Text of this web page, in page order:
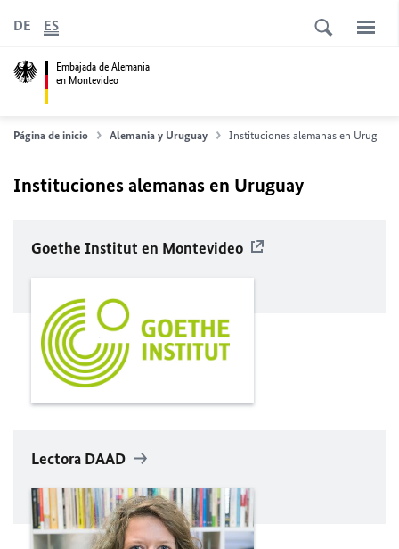
Embajada de Alemania
en Montevideo
DE ES
Página de inicio Alemania y Uruguay Instituciones alemanas en Uruguay
Instituciones alemanas en Uruguay
Goethe Institut en Montevideo
Lectora DAAD